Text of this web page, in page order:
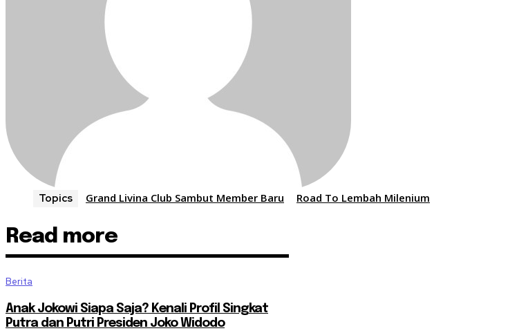
Topics Grand Livina Club Sambut Member Baru Road To Lembah Milenium
Read more
Berita
Anak Jokowi Siapa Saja? Kenali Profil Singkat
Putra dan Putri Presiden Joko Widodo